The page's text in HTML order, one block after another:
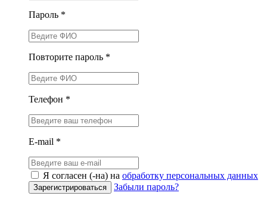
Пароль *
Повторите пароль *
Телефон *
E-mail *
Я согласен (-на) на обработку персональных данных
Зарегистрироваться Забыли пароль?